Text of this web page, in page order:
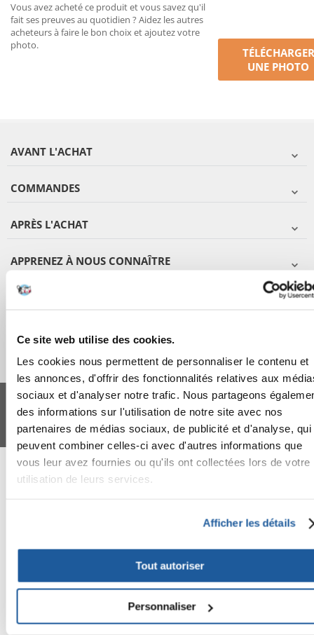
Ce site web utilise des cookies.
Les cookies nous permettent de personnaliser le contenu et
les annonces, d'offrir des fonctionnalités relatives aux
sociaux et d'analyser notre trafic. Nous partageons
des informations sur l'utilisation de notre site avec nos
partenaires de médias sociaux, de publicité et d'analyse, qui
peuvent combiner celles-ci avec d'autres informations que
vous leur avez fournies ou qu'ils ont collectées lors de votre
utilisation de leurs services.
Afficher les détails
Tout autoriser
Personnaliser
Vous avez acheté ce produit et vous savez qu'il
fait ses preuves au quotidien ? Aidez les autres
acheteurs à faire le bon choix et ajoutez votre
photo.
TÉLÉCHARGER
UNE PHOTO
AVANT L'ACHAT
COMMANDES
APRÈS L'ACHAT
APPRENEZ À NOUS CONNAÎTRE
FERA 24 UG Sede legale: Blankenfelder Dorfstraße 94 15827 Blankenfelde-
Mahlow (Germania) - P.IVA DE317667035
*Tous les prix incluent la TVA / plus l'expédition
© 2024-2026 FERA 24 UG.
FERA INTERNATIONAL: